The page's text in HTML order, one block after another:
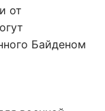
от
Байденом